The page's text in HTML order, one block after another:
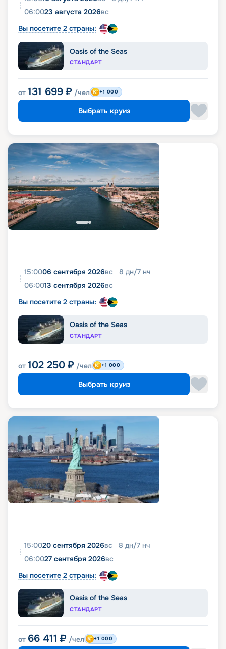
06:0023 августа 2026вс
Вы посетите 2 страны:
Oasis of the Seas
СТАНДАРТ
от 131 699 ₽ /чел +1 000
Выбрать круиз
15:0006 сентября 2026вс 8 дн/7 нч
06:0013 сентября 2026вс
Вы посетите 2 страны:
Oasis of the Seas
СТАНДАРТ
от 102 250 ₽ /чел +1 000
Выбрать круиз
15:0020 сентября 2026вс 8 дн/7 нч
06:0027 сентября 2026вс
Вы посетите 2 страны:
Oasis of the Seas
СТАНДАРТ
от 66 411 ₽ /чел +1 000